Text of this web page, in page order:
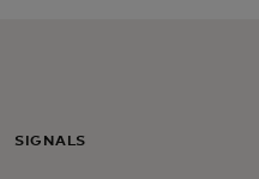
SIGNALS